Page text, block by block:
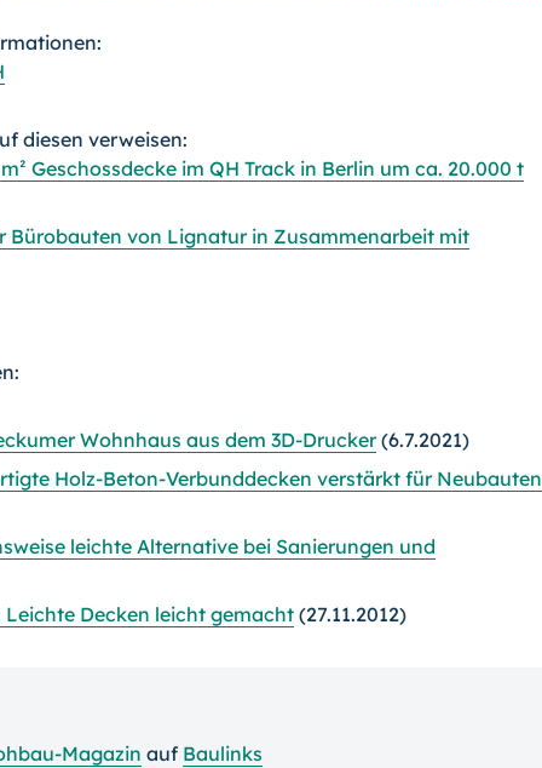
diesen verweisen:
Geschossdecke im QH Track in Berlin um ca. 20.000 t
Bürobauten von Lignatur in Zusammenarbeit mit
Wohnhaus aus dem 3D-Drucker(6.7.2021)
Holz-Beton-Verbunddecken verstärkt für Neubauten
leichte Alternative bei Sanierungen und
Decken leicht gemacht (27.11.2012)
Magazin auf Baulinks